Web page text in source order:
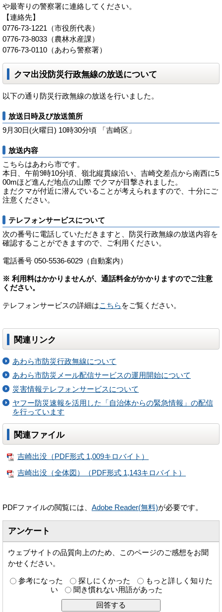
や最寄りの警察署に連絡してください。
【連絡先】
0776-73-1221（市役所代表）
0776-73-8033（農林水産課）
0776-73-0110（あわら警察署）
クマ出没防災行政無線の放送について
以下の通り防災行政無線の放送を行いました。
放送日時及び放送箇所
9月30日(火曜日) 10時30分頃 「吉崎区」
放送内容
こちらはあわら市です。
本日、午前9時10分頃、嶺北縦貫線沿い、吉崎交差点から南西に5
00mほど進んだ地点の山際 でクマが目撃されました。
まだクマが付近に潜んでいることが考えられますので、十分にご
注意ください。
テレフォンサービスについて
次の番号に電話していただきますと、防災行政無線の放送内容を
確認することができますので、ご利用ください。
電話番号 050-5536-6029（自動案内）
※ 利用料はかかりませんが、通話料金がかかりますのでご注意
ください。
テレフォンサービスの詳細はこちら をご覧ください。
関連リンク
あわら市防災行政無線について
あわら市防災メール配信サービスの運用開始について
災害情報テレフォンサービスについて
ヤフー防災速報を活用した「自治体からの緊急情報」の配信
を行っています
関連ファイル
吉崎出没（PDF形式 1,009キロバイト）
吉崎出没（全体図）（PDF形式 1,143キロバイト）
PDFファイルの閲覧には、 Adobe Reader(無料)が必要です。
アンケート
ウェブサイトの品質向上のため、このページのご感想をお聞
かせください。
参考になった 探しにくかった
もっと詳しく知りた
い
聞き慣れない用語があった